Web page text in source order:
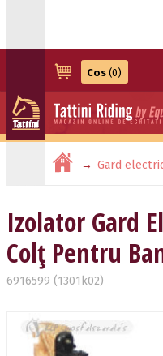
Cos (0)
Gard
Izolator Gard
Colț Pentru
6916599 (1301k02)